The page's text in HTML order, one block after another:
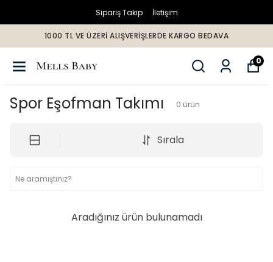
Sipariş Takip İletişim
1000 TL VE ÜZERİ ALIŞVERİŞLERDE KARGO BEDAVA
0
Spor Eşofman Takımı 0 ürün
Sırala
Aradığınız ürün bulunamadı